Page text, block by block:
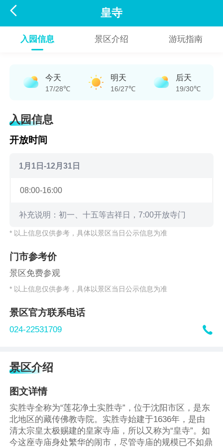
 皇寺
入园信息 景区介绍 游玩指南
今天
17/28℃
明天
16/27℃
后天
19/30℃
入园信息
开放时间
1月1日-12月31日
08:00-16:00
补充说明：初一、十五等吉祥日，7:00开放寺门
* 以上信息仅供参考，具体以景区当日公示信息为准
门市参考价
景区免费参观
* 以上信息仅供参考，具体以景区当日公示信息为准
景区官方联系电话
024-22531709 
景区介绍
图文详情
实胜寺全称为“莲花净土实胜寺”，位于沈阳市区，是东
北地区的藏传佛教寺院。实胜寺始建于1636年，是由
清太宗皇太极赐建的皇家寺庙，所以又称为“皇寺”。如
今这座寺庙身处繁华的闹市，尽管寺庙的规模已不如鼎